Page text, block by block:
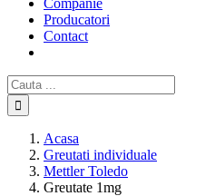
Companie
Producatori
Contact
Cautare...
Acasa
Greutati individuale
Mettler Toledo
Greutate 1mg